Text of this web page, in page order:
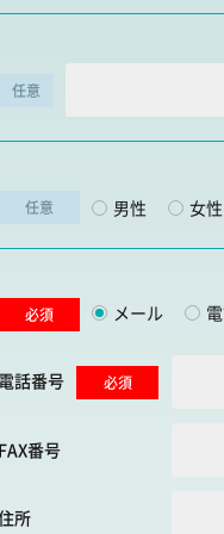
任意
任意 男性 女性
必須 メール
話番号 必須
番号
所